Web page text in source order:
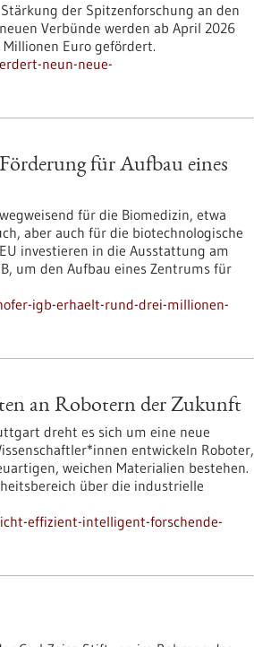
der Spitzenforschung an den
Verbünde werden ab April 2026
Euro gefördert.
neun-neue-
für Aufbau eines
für die Biomedizin, etwa
aber auch für die biotechnologische
investieren in die Ausstattung am
um den Aufbau eines Zentrums für
igb-erhaelt-rund-drei-millionen-
an Robotern der Zukunft
dreht es sich um eine neue
entwickeln Roboter,
weichen Materialien bestehen.
über die industrielle
effizient-intelligent-forschende-